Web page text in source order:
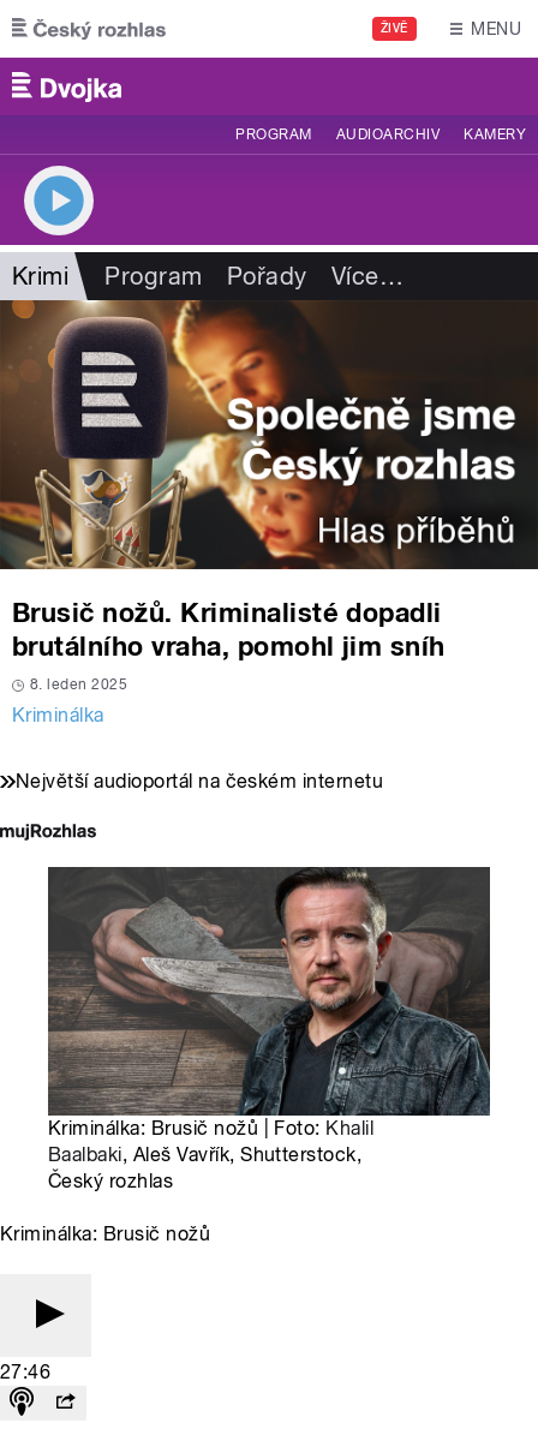
Přejít k hlavnímu obsahu
ŽIVĚ MENU
PROGRAM AUDIOARCHIV KAMERY
Krimi Program Pořady Více…
Brusič nožů. Kriminalisté dopadli
brutálního vraha, pomohl jim sníh
8. leden 2025
Kriminálka
Největší audioportál na českém internetu
Kriminálka: Brusič nožů | Foto: Khalil
Baalbaki, Aleš Vavřík, Shutterstock,
Český rozhlas
Kriminálka: Brusič nožů
27:46